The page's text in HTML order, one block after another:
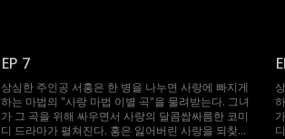
EP 7
상심한 주인공 서홍은 한 병을 나누면 사랑에 빠지게
하는 마법의 "사랑 마법 이별 곡"을 물려받는다. 그녀
가 그 곡을 위해 싸우면서 사랑의 달콤쌉싸름한 코미
디 드라마가 펼쳐진다. 홍은 잃어버린 사랑을 되찾고